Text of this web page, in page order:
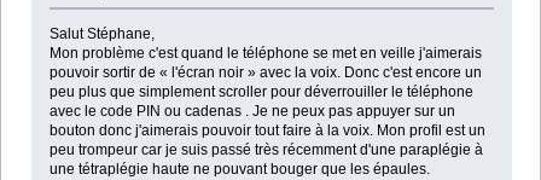
Salut Stéphane,
Mon problème c'est quand le téléphone se met en veille j'aimerais
pouvoir sortir de « l'écran noir » avec la voix. Donc c'est encore un
peu plus que simplement scroller pour déverrouiller le téléphone
avec le code PIN ou cadenas . Je ne peux pas appuyer sur un
bouton donc j'aimerais pouvoir tout faire à la voix. Mon profil est un
peu trompeur car je suis passé très récemment d'une paraplégie à
une tétraplégie haute ne pouvant bouger que les épaules.